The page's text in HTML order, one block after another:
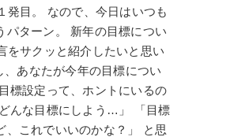
発目。 なので、今日はいつも
パターン。 新年の目標につい
をサクッと紹介したいと思い
あなたが今年の目標につい
標設定って、ホントにいるの
んな目標にしよう…」 「目標
、これでいいのかな？」 と思